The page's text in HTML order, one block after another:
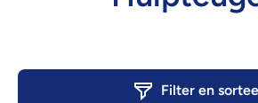
Filter en